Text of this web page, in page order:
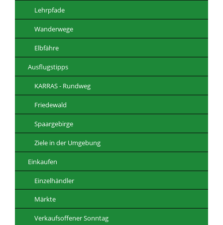
Lehrpfade
Wanderwege
Elbfähre
Ausflugstipps
KARRAS - Rundweg
Friedewald
Spaargebirge
Ziele in der Umgebung
Einkaufen
Einzelhändler
Märkte
Verkaufsoffener Sonntag